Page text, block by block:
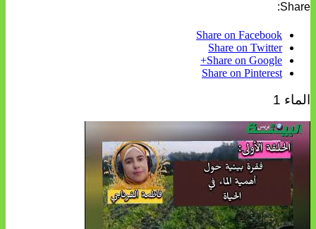
Share:
Share on Facebook
Share on Twitter
Share on Google+
Share on Pinterest
الماء 1